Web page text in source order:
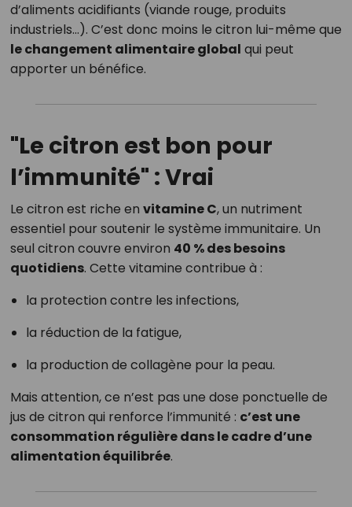
d’aliments acidifiants (viande rouge, produits
industriels…). C’est donc moins le citron lui-même que
le changement alimentaire global qui peut
apporter un bénéfice.
"Le citron est bon pour
l’immunité" : Vrai
Le citron est riche en vitamine C, un nutriment
essentiel pour soutenir le système immunitaire. Un
seul citron couvre environ 40 % des besoins
quotidiens. Cette vitamine contribue à :
la protection contre les infections,
la réduction de la fatigue,
la production de collagène pour la peau.
Mais attention, ce n’est pas une dose ponctuelle de
jus de citron qui renforce l’immunité : c’est une
consommation régulière dans le cadre d’une
alimentation équilibrée.